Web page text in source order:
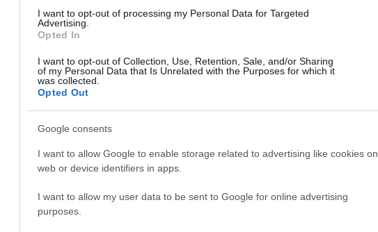
I want to opt-out of processing my Personal Data for Targeted
Advertising.
Opted In
I want to opt-out of Collection, Use, Retention, Sale, and/or Sharing
of my Personal Data that Is Unrelated with the Purposes for which it
was collected.
Opted Out
Google consents
I want to allow Google to enable storage related to advertising like cookies on
web or device identifiers in apps.
I want to allow my user data to be sent to Google for online advertising
purposes.